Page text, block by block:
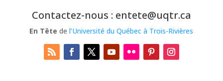
Contactez-nous : entete@uqtr.ca
En Tête del’Université du Québec à Trois-Rivières